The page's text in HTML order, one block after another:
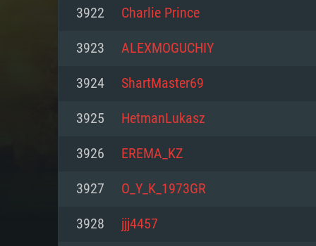
3922 Charlie Prince
3923 ALEXMOGUCHIY
3924 ShartMaster69
3925 HetmanLukasz
3926 EREMA_KZ
3927 O_Y_K_1973GR
3928 jjj4457